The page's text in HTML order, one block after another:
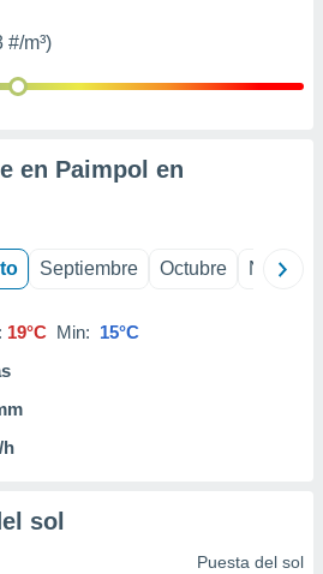
#/m³)
en Paimpol en
Septiembre Octubre
19°C Min: 15°C
h
sol
Puesta del sol